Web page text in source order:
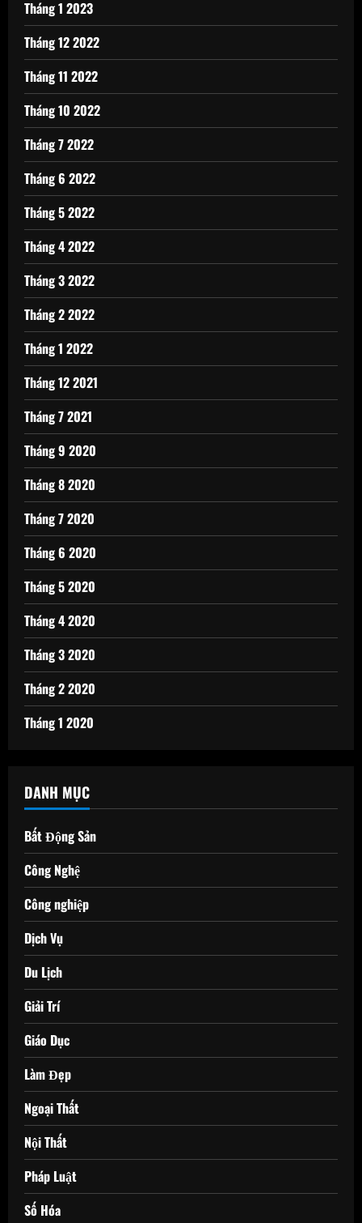
Tháng 1 2023
Tháng 12 2022
Tháng 11 2022
Tháng 10 2022
Tháng 7 2022
Tháng 6 2022
Tháng 5 2022
Tháng 4 2022
Tháng 3 2022
Tháng 2 2022
Tháng 1 2022
Tháng 12 2021
Tháng 7 2021
Tháng 9 2020
Tháng 8 2020
Tháng 7 2020
Tháng 6 2020
Tháng 5 2020
Tháng 4 2020
Tháng 3 2020
Tháng 2 2020
Tháng 1 2020
DANH MỤC
Bất Động Sản
Công Nghệ
Công nghiệp
Dịch Vụ
Du Lịch
Giải Trí
Giáo Dục
Làm Đẹp
Ngoại Thất
Nội Thất
Pháp Luật
Số Hóa